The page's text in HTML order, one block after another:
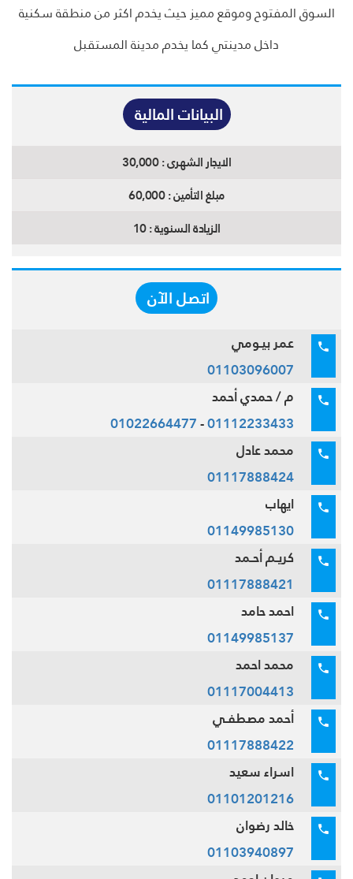
السوق المفتوح وموقع مميز حيث يخدم اكثر من منطقة سكنية
داخل مدينتي كما يخدم مدينة المستقبل
البيانات المالية
الايجار الشهرى :30,000
مبلغ التأمين :60,000
الزيادة السنوية :10
اتصل الآن
عمر بيـومي
01103096007
م / حمدي أحمد
01112233433
-
01022664477
محمد عادل
01117888424
ايهاب
01149985130
كريـم أحـمد
01117888421
احمد حامد
01149985137
محمد احمد
01117004413
أحمد مصطفـي
01117888422
اسراء سعيد
01101201216
خالد رضوان
01103940897